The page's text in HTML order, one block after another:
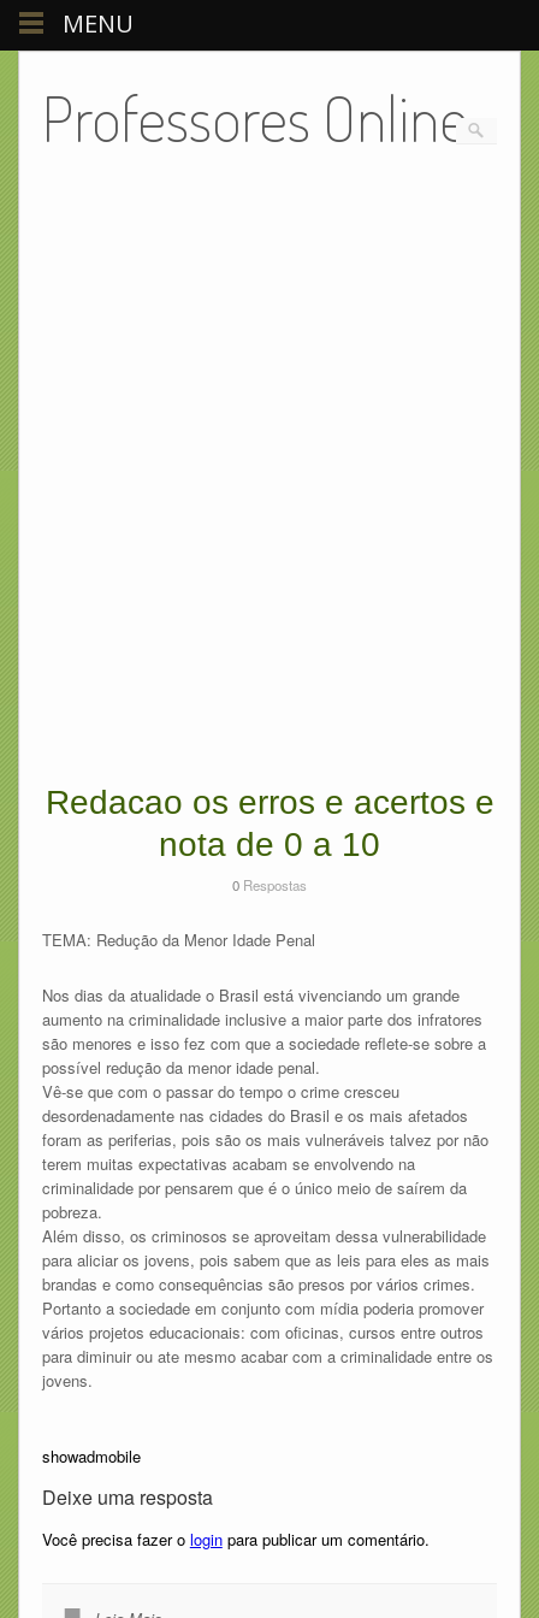
Professores Online
Redacao os erros e acertos e
nota de 0 a 10
0 Respostas
TEMA: Redução da Menor Idade Penal
Nos dias da atualidade o Brasil está vivenciando um grande
aumento na criminalidade inclusive a maior parte dos infratores
são menores e isso fez com que a sociedade reflete-se sobre a
possível redução da menor idade penal.
Vê-se que com o passar do tempo o crime cresceu
desordenadamente nas cidades do Brasil e os mais afetados
foram as periferias, pois são os mais vulneráveis talvez por não
terem muitas expectativas acabam se envolvendo na
criminalidade por pensarem que é o único meio de saírem da
pobreza.
Além disso, os criminosos se aproveitam dessa vulnerabilidade
para aliciar os jovens, pois sabem que as leis para eles as mais
brandas e como consequências são presos por vários crimes.
Portanto a sociedade em conjunto com mídia poderia promover
vários projetos educacionais: com oficinas, cursos entre outros
para diminuir ou ate mesmo acabar com a criminalidade entre os
jovens.
showadmobile
Deixe uma resposta
Você precisa fazer o loginpara publicar um comentário.
MENU